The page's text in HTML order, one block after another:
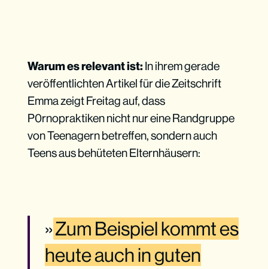
Warum es relevant ist: In ihrem gerade
veröffentlichten Artikel für die Zeitschrift
Emma zeigt Freitag auf, dass
P0rnopraktiken nicht nur eine Randgruppe
von Teenagern betreffen, sondern auch
Teens aus behüteten Elternhäusern:
»Zum Beispiel kommt es
heute auch in guten